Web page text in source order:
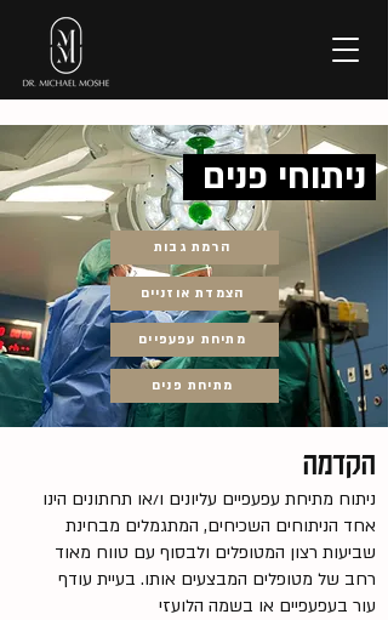
ניתוחי פנים
הרמת גבות
הצמדת אוזניים
מתיחת עפעפיים
מתיחת פנים
הקדמה
ניתוח מתיחת עפעפיים עליונים ו/או תחתונים הינו
אחד הניתוחים השכיחים, המתגמלים מבחינת
שביעות רצון המטופלים ולבסוף עם טווח מאוד
רחב של מטופלים המבצעים אותו. בעיית עודף
עור בעפעפיים או בשמה הלועזי